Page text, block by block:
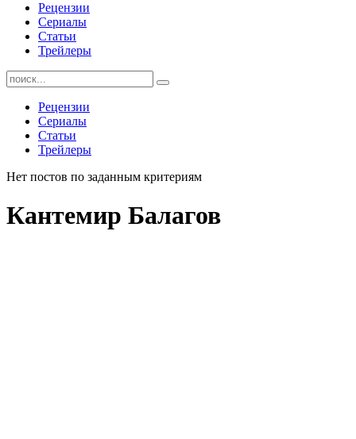
Рецензии
Сериалы
Статьи
Трейлеры
Найти:
Рецензии
Сериалы
Статьи
Трейлеры
Нет постов по заданным критериям
Кантемир Балагов